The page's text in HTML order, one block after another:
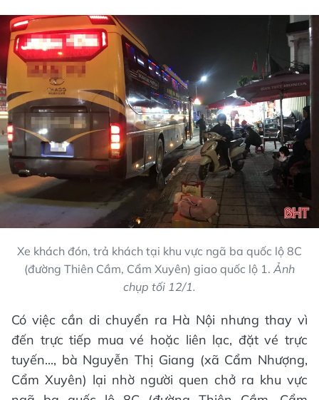
Xe khách đón, trả khách tại khu vực ngã ba quốc lộ 8C
(đường Thiên Cầm, Cẩm Xuyên) giao quốc lộ 1. Ảnh
chụp tối 12/1.
Có việc cần di chuyển ra Hà Nội nhưng thay vì
đến trực tiếp mua vé hoặc liên lạc, đặt vé trực
tuyến..., bà Nguyễn Thị Giang (xã Cẩm Nhượng,
Cẩm Xuyên) lại nhờ người quen chở ra khu vực